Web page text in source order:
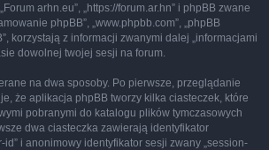
„Forum arhn.eu”, „https://forum.ar.hn” i phpBB zwane
phpBB”, „www.phpbb.com”, „phpBB
korzystają z informacji zwanymi dalej „informacjami
dowolnej twojej sesji na forum.
na dwa sposoby. Po pierwsze, przeglądanie
że aplikacja phpBB tworzy kilka ciasteczek, które
pobranymi do katalogu plików tymczasowych
dwa ciasteczka zawierają identyfikator
id” i anonimowy identyfikator sesji zwany „session-